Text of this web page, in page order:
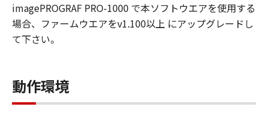
に、本契約の条件の下で、「許諾ソフトウ
エア」を使用させることができます。その
場合、お客様には、かかる「指定ユーザ」
べての責任を負っていただくものとしま
す。 (2) お客様は、再使用許諾、譲渡、頒
布、貸与その他の方法により、第三者に
imagePROGRAF PRO-1000 で本ソフトウエアを使用する
場合、ファームウエアをv1.100以上 にアップグレードし
て下さい。
動作環境